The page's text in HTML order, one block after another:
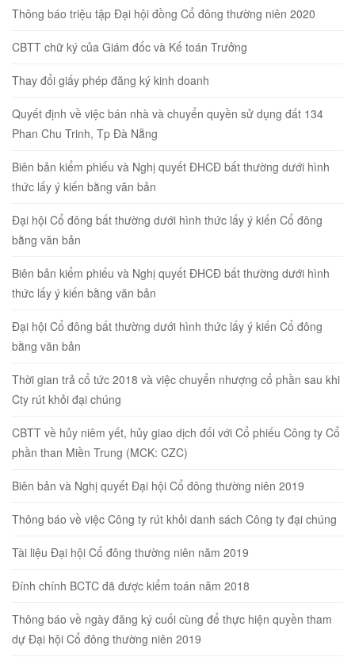
Thông báo triệu tập Đại hội đồng Cổ đông thường niên 2020
CBTT chữ ký của Giám đốc và Kế toán Trưởng
Thay đổi giấy phép đăng ký kinh doanh
Quyết định về việc bán nhà và chuyển quyền sử dụng đất 134
Phan Chu Trinh, Tp Đà Nẵng
Biên bản kiểm phiếu và Nghị quyết ĐHCĐ bất thường dưới hình
thức lấy ý kiến bằng văn bản
Đại hội Cổ đông bất thường dưới hình thức lấy ý kiến Cổ đông
bằng văn bản
Biên bản kiểm phiếu và Nghị quyết ĐHCĐ bất thường dưới hình
thức lấy ý kiến bằng văn bản
Đại hội Cổ đông bất thường dưới hình thức lấy ý kiến Cổ đông
bằng văn bản
Thời gian trả cổ tức 2018 và việc chuyển nhượng cổ phần sau khi
Cty rút khỏi đại chúng
CBTT về hủy niêm yết, hủy giao dịch đối với Cổ phiếu Công ty Cổ
phần than Miền Trung (MCK: CZC)
Biên bản và Nghị quyết Đại hội Cổ đông thường niên 2019
Thông báo về việc Công ty rút khỏi danh sách Công ty đại chúng
Tài liệu Đại hội Cổ đông thường niên năm 2019
Đính chính BCTC đã được kiểm toán năm 2018
Thông báo về ngày đăng ký cuối cùng để thực hiện quyền tham
dự Đại hội Cổ đông thường niên 2019